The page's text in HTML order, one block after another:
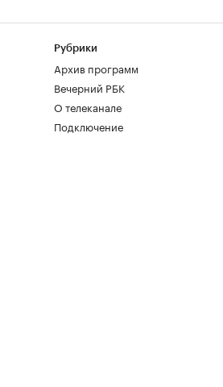
Рубрики
Архив программ
Вечерний РБК
О телеканале
Подключение